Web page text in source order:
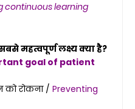
continuous learning
महत्वपूर्ण लक्ष्य क्या है?
goal of patient
को रोकना / Preventing